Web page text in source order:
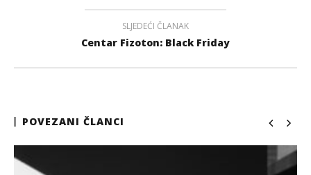
SLJEDEĆI ČLANAK
Centar Fizoton: Black Friday
POVEZANI ČLANCI